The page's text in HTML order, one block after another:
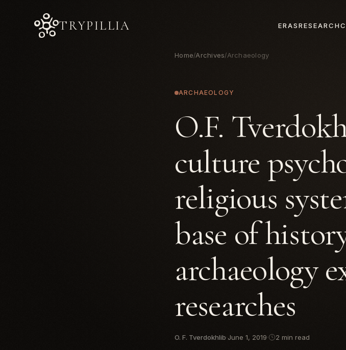
TRYPILLIA ERASRESEARCH
Home/Archives/Archaeology
ARCHAEOLOGY
O.F.
culture
religious
base of
archaeology
researches
O. F. Tverdokhlib·June 1, 2019· 2 min read